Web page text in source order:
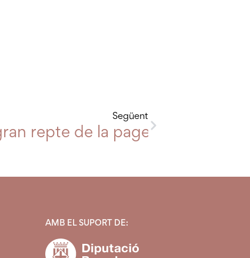
conjuntes de
Següent
repte de la pagesia catalana
AMB EL SUPORT DE: